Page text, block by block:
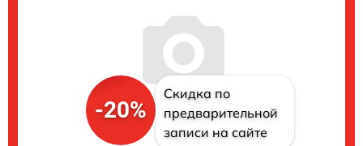
-20%
Скидка по
предварительной
записи на сайте